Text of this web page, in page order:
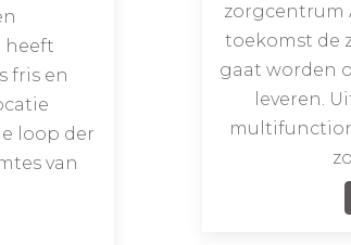
zorgcentrum
toekomst de
gaat worden
leveren.
heeft
fris en
loop der
van